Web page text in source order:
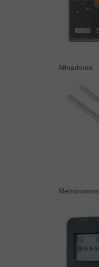
Afinadores
Metrónomos